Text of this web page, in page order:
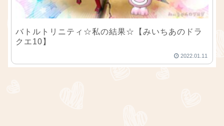
バトルトリニティ☆私の結果☆【みいちあのドラ
クエ10】
2022.01.11